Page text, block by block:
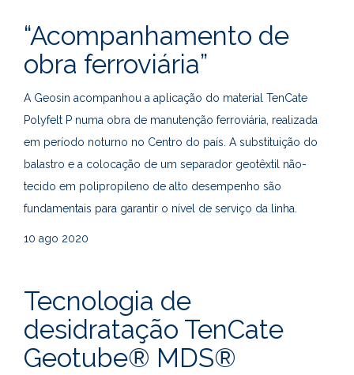
“Acompanhamento de
obra ferroviária”
A Geosin acompanhou a aplicação do material TenCate
Polyfelt P numa obra de manutenção ferroviária, realizada
em período noturno no Centro do país. A substituição do
balastro e a colocação de um separador geotêxtil não-
tecido em polipropileno de alto desempenho são
fundamentais para garantir o nível de serviço da linha.
10 ago 2020
Tecnologia de
desidratação TenCate
Geotube® MDS®